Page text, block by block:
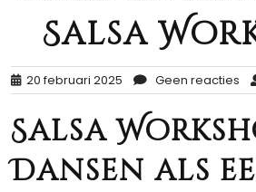
Salsa
20 februari 2025 Geen reacties
Salsa
Dansen als